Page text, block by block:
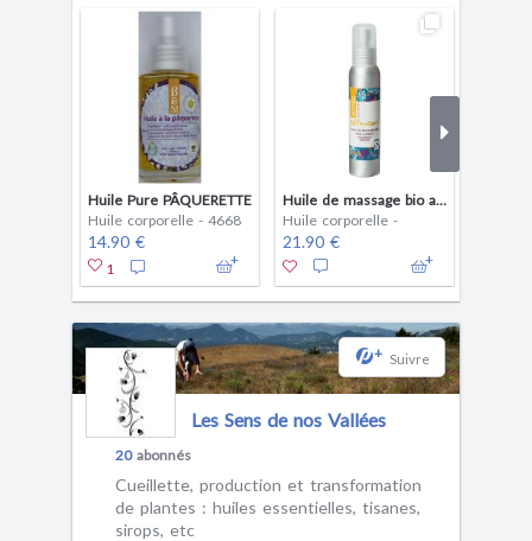
Huile Pure PÂQUERETTE
Huile corporelle - 4668
14.90 €
1
Huile de massage bio aux plantes 'raffermissantes' 100ml, pâquerette et achillée, extrait par macérations solaires, pour tout type de peau
Huile corporelle -
21.90 €
+ Suivre
Les Sens de nos Vallées
20abonnés
Cueillette, production et transformation
de plantes : huiles essentielles, tisanes,
sirops, etc